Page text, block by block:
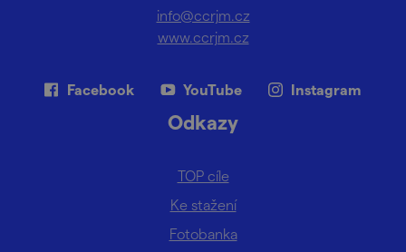
info@ccrjm.cz
www.ccrjm.cz
Facebook YouTube Instagram
Odkazy
TOP cíle
Ke stažení
Fotobanka